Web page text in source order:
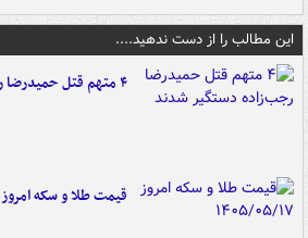
این مطالب را از دست ندهید....
۴ متهم قتل حمیدرضا رجب‌زاده دستگیر شدند
قیمت طلا و سکه امروز ۱۴۰۵/۰۵/۱۷